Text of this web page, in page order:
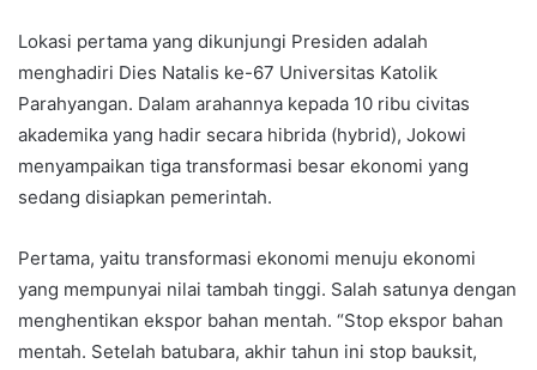
Lokasi pertama yang dikunjungi Presiden adalah
menghadiri Dies Natalis ke-67 Universitas Katolik
Parahyangan. Dalam arahannya kepada 10 ribu civitas
akademika yang hadir secara hibrida (hybrid), Jokowi
menyampaikan tiga transformasi besar ekonomi yang
sedang disiapkan pemerintah.
Pertama, yaitu transformasi ekonomi menuju ekonomi
yang mempunyai nilai tambah tinggi. Salah satunya dengan
menghentikan ekspor bahan mentah. “Stop ekspor bahan
mentah. Setelah batubara, akhir tahun ini stop bauksit,